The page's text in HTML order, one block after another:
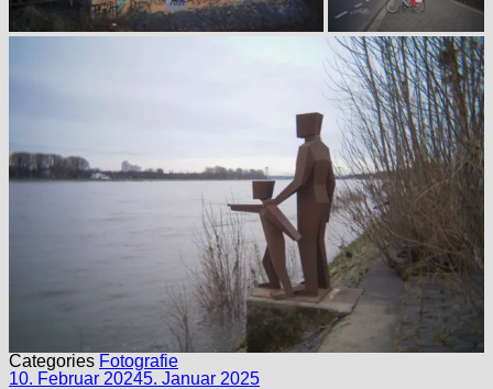
Categories Fotografie
10. Februar 20245. Januar 2025